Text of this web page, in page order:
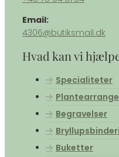
Email:
4306@butiksmail.dk
Hvad kan vi
Specialiteter
Begravelser
Bryllupsbinderi
Buketter